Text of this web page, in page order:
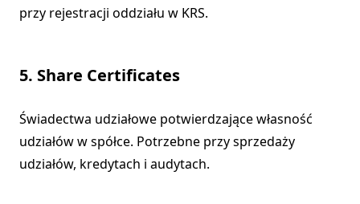
przy rejestracji oddziału w KRS.
5. Share Certificates
Świadectwa udziałowe potwierdzające własność
udziałów w spółce. Potrzebne przy sprzedaży
udziałów, kredytach i audytach.